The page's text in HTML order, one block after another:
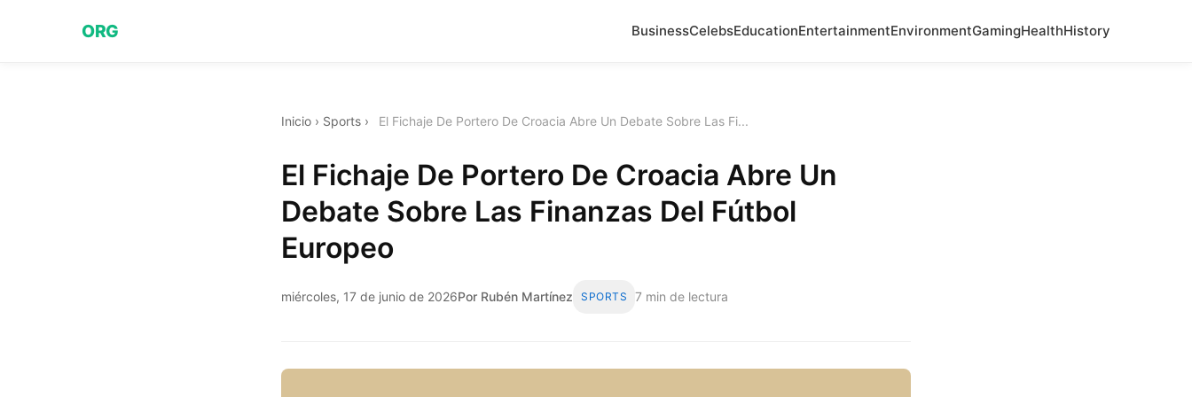
ORG BusinessCelebsEducationEntertainmentEnvironmentGamingHealthHistory
Inicio › Sports › El Fichaje De Portero De Croacia Abre Un Debate Sobre Las Fi...
El Fichaje De Portero De Croacia Abre Un
Debate Sobre Las Finanzas Del Fútbol
Europeo
miércoles, 17 de junio de 2026Por Rubén Martínez SPORTS 7 min de lectura